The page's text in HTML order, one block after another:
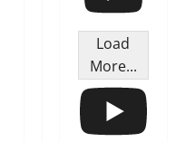
Load
More...